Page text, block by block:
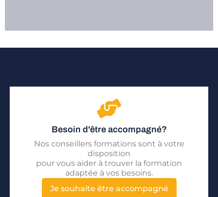
Besoin d'être accompagné?
Nos conseillers formations sont à votre
disposition
pour vous aider à trouver la formation
adaptée à vos besoins.
Je souhaite être accompagné